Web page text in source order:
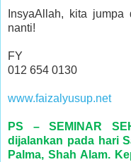
InsyaAllah, kita
nanti!
FY
012 654 0130
www.faizalyusup.net
PS – SEMINAR
dijalankan pada hari
Palma, Shah Alam.